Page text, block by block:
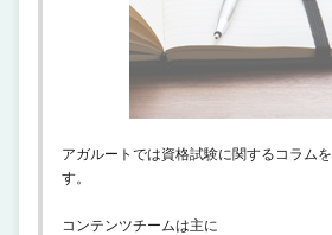
アガルートでは資格試験に関するコラム
す。
コンテンツチームは主に